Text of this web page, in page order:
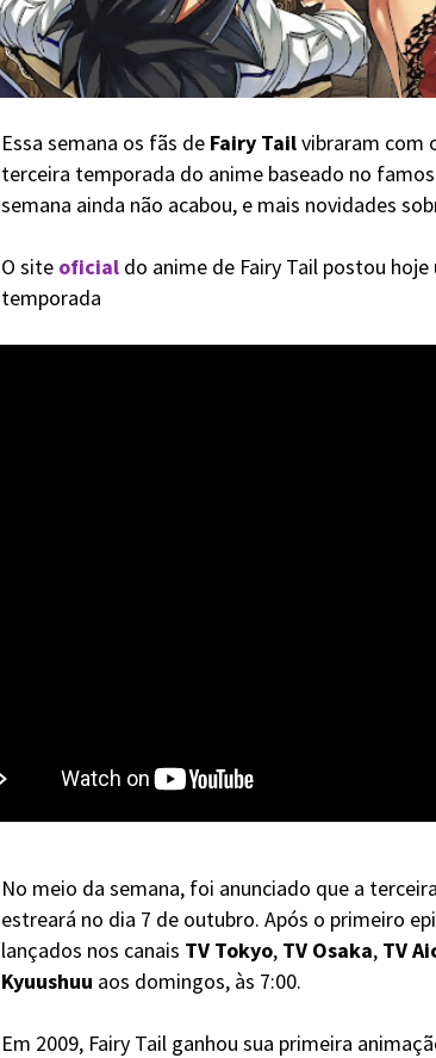
Essa semana os fãs de Fairy Tailvibraram com
terceira temporada do anime baseado no
semana ainda não acabou, e mais novidades
O site oficialdo anime de Fairy Tail postou
temporada
No meio da semana, foi anunciado que a
estreará no dia 7 de outubro. Após o primeiro
lançados nos canais TV Tokyo, TV Osaka, TV
Kyuushuu aos domingos, às 7:00.
Em 2009, Fairy Tail ganhou sua primeira